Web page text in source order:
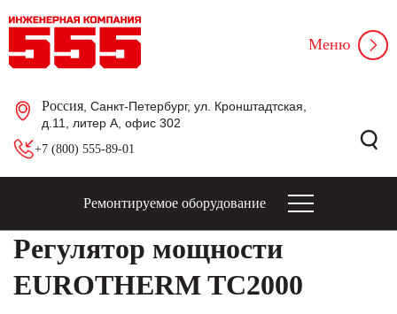
Россия , Санкт-Петербург, ул. Кронштадтская,
д.11, литер А, офис 302
+7 (800) 555-89-01
Меню
Ремонтируемое оборудование
Регулятор мощности
EUROTHERM TC2000